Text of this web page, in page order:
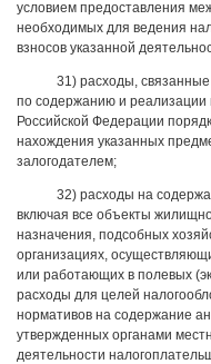
условием предоставления
необходимых для ведения
взносов указанной
31) расходы,
по содержанию и реализации
Российской Федерации
нахождения указанных
залогодателем;
32) расходы на
включая все объекты
назначения, подсобных
организациях,
или работающих в полевых
расходы для целей
нормативов на содержание
утвержденных органами
деятельности